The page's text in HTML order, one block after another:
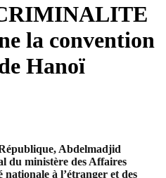
la convention
Hanoï
Abdelmadjid
du ministère des Affaires
à l’étranger et des